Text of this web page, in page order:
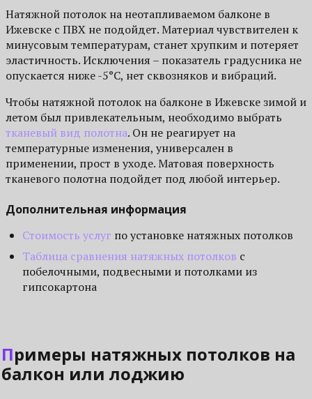
Натяжной потолок на неотапливаемом балконе в
Ижевске с ПВХ не подойдет. Материал чувствителен к
минусовым температурам, станет хрупким и потеряет
эластичность. Исключения – показатель градусника не
опускается ниже -5°С, нет сквозняков и вибраций.
Чтобы натяжной потолок на балконе в Ижевске зимой и
летом был привлекательным, необходимо выбрать
тканевый вид полотна. Он не реагирует на
температурные изменения, универсален в
применении, прост в уходе. Матовая поверхность
тканевого полотна подойдет под любой интерьер.
Дополнительная информация
Стоимость услуг по установке натяжных потолков
Таблица сравнения натяжных потолков с
побелочными, подвесными и потолками из
гипсокартона
Примеры натяжных потолков на
балкон или лоджию